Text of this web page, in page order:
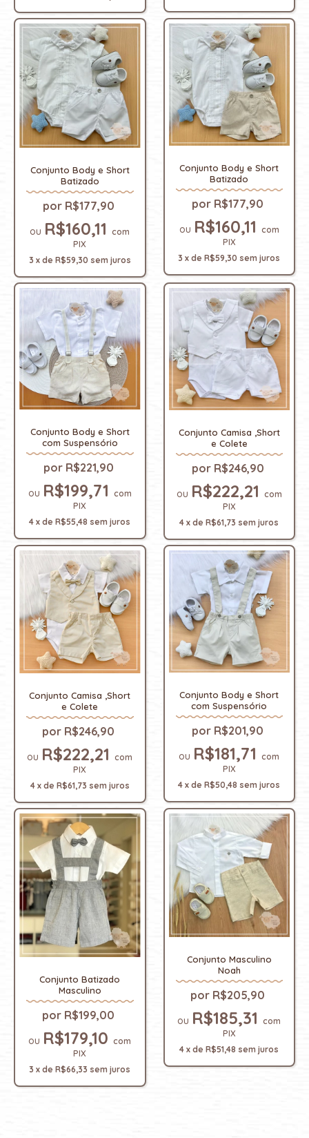
Conjunto Body e Short
Batizado
R$177,90
R$160,11com
PIX
3 x de R$59,30 sem juros
Conjunto Body e Short
Batizado
R$177,90
R$160,11 com
PIX
3 xdeR$59,30 sem juros
Conjunto Body e Short
com Suspensório
R$221,90
R$199,71 com
PIX
4 xdeR$55,48 sem juros
Conjunto Camisa ,Short
e Colete
R$246,90
R$222,21 com
PIX
4 xdeR$61,73 sem juros
Conjunto Camisa ,Short
e Colete
R$246,90
R$222,21com
PIX
4 x de R$61,73 sem juros
Conjunto Body e Short
com Suspensório
R$201,90
R$181,71com
PIX
4 xdeR$50,48 sem juros
Conjunto Batizado
Masculino
R$199,00
R$179,10com
PIX
3 xdeR$66,33 sem juros
Conjunto Masculino
Noah
R$205,90
R$185,31com
PIX
4 xdeR$51,48 sem juros